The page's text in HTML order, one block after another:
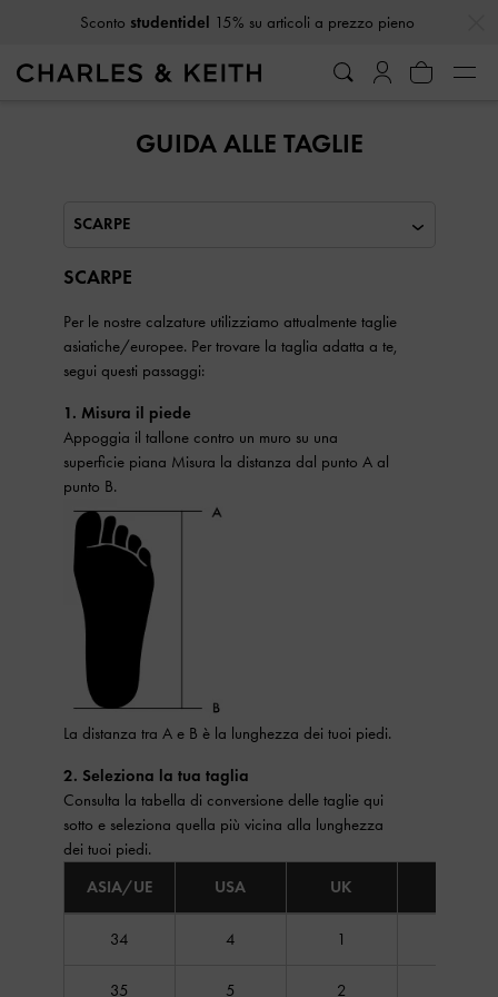
Sconto studentidel 15% su articoli a prezzo pieno
GUIDA ALLE TAGLIE
Seleziona la categoria di taglie
SCARPE
Per le nostre calzature utilizziamo attualmente taglie
asiatiche/europee. Per trovare la taglia adatta a te,
segui questi passaggi:
1. Misura il piede
Appoggia il tallone contro un muro su una
superficie piana Misura la distanza dal punto A al
punto B.
La distanza tra A e B è la lunghezza dei tuoi piedi.
2. Seleziona la tua taglia
Consulta la tabella di conversione delle taglie qui
sotto e seleziona quella più vicina alla lunghezza
dei tuoi piedi.
ASIA/UE USA UK
34 4 1
35 5 2